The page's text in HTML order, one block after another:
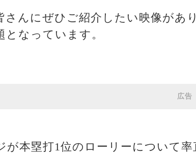
さんにぜひご紹介したい映像があ
となっています。
広告
が本塁打1位のローリーについて